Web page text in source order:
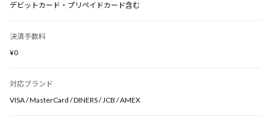
デビットカード・プリペイドカード含む
決済手数料
¥0
対応ブランド
VISA / MasterCard / DINERS / JCB / AMEX